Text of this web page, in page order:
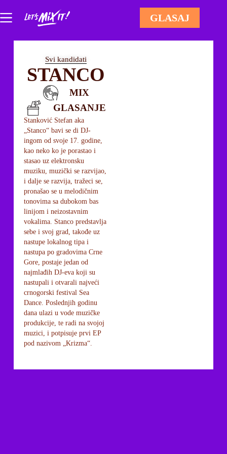
GLASAJ
Svi kandidati
STANCO
MIX
GLASANJE
Stanković Stefan aka
„Stanco“ bavi se di DJ-
ingom od svoje 17. godine,
kao neko ko je porastao i
stasao uz elektronsku
muziku, muzički se razvijao,
i dalje se razvija, tražeci se,
pronašao se u melodičnim
tonovima sa dubokom bas
linijom i neizostavnim
vokalima. Stanco predstavlja
sebe i svoj grad, takođe uz
nastupe lokalnog tipa i
nastupa po gradovima Crne
Gore, postaje jedan od
najmlađih DJ-eva koji su
nastupali i otvarali najveći
crnogorski festival Sea
Dance. Poslednjih godinu
dana ulazi u vode muzičke
produkcije, te radi na svojoj
muzici, i potpisuje prvi EP
pod nazivom „Krizma“.